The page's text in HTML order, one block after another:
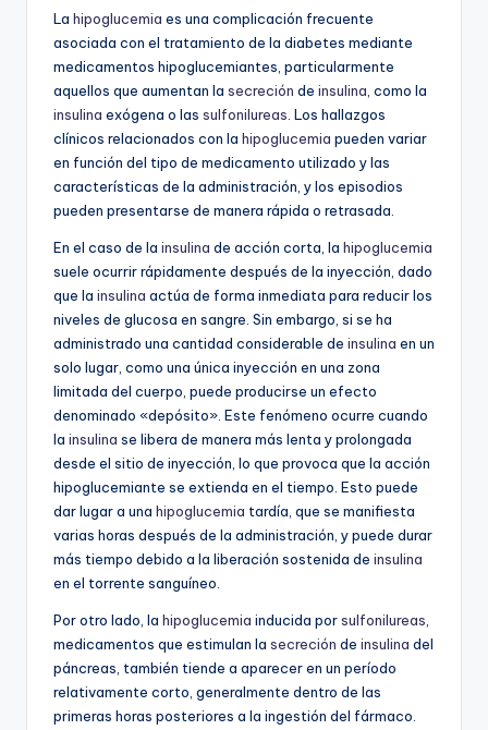
La hipoglucemia es una complicación frecuente
asociada con el tratamiento de la diabetes mediante
medicamentos hipoglucemiantes, particularmente
aquellos que aumentan la secreción de insulina, como la
insulina exógena o las sulfonilureas. Los hallazgos
clínicos relacionados con la hipoglucemia pueden variar
en función del tipo de medicamento utilizado y las
características de la administración, y los episodios
pueden presentarse de manera rápida o retrasada.
En el caso de la insulina de acción corta, la hipoglucemia
suele ocurrir rápidamente después de la inyección, dado
que la insulina actúa de forma inmediata para reducir los
niveles de glucosa en sangre. Sin embargo, si se ha
administrado una cantidad considerable de insulina en un
solo lugar, como una única inyección en una zona
limitada del cuerpo, puede producirse un efecto
denominado «depósito». Este fenómeno ocurre cuando
la insulina se libera de manera más lenta y prolongada
desde el sitio de inyección, lo que provoca que la acción
hipoglucemiante se extienda en el tiempo. Esto puede
dar lugar a una hipoglucemia tardía, que se manifiesta
varias horas después de la administración, y puede durar
más tiempo debido a la liberación sostenida de insulina
en el torrente sanguíneo.
Por otro lado, la hipoglucemia inducida porsulfonilureas,
medicamentos que estimulan la secreción de insulina del
páncreas, también tiende a aparecer en un período
relativamente corto, generalmente dentro de las
primeras horas posteriores a la ingestión del fármaco.